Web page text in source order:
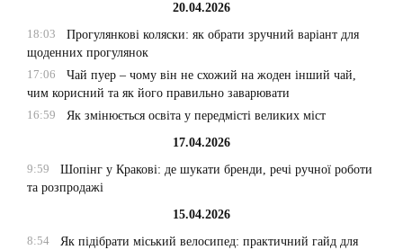
20.04.2026
18:03
Прогулянкові коляски: як обрати зручний варіант для
щоденних прогулянок
17:06
Чай пуер – чому він не схожий на жоден інший чай,
чим корисний та як його правильно заварювати
16:59
Як змінюється освіта у передмісті великих міст
17.04.2026
9:59
Шопінг у Кракові: де шукати бренди, речі ручної роботи
та розпродажі
15.04.2026
8:54
Як підібрати міський велосипед: практичний гайд для